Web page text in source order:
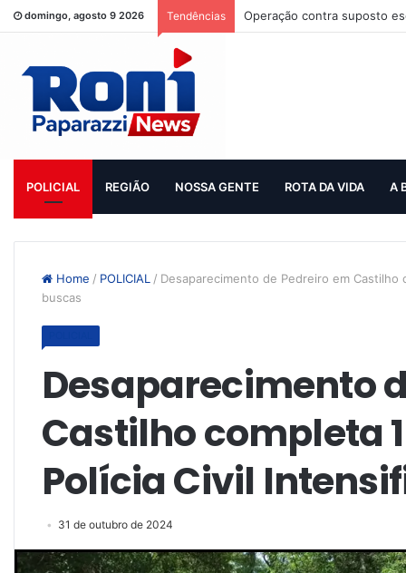
domingo, agosto 9 2026 Tendências Operação contra suposto
POLICIAL REGIÃO NOSSA GENTE ROTA DA VIDA A
Home / POLICIAL / Desaparecimento de Pedreiro em Castilho
buscas
Desaparecimento
Castilho completa
Polícia Civil
31 de outubro de 2024